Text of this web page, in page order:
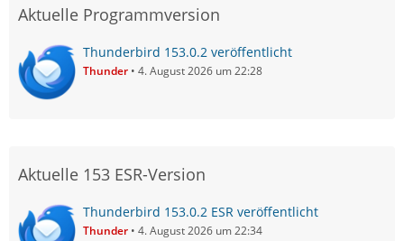
Aktuelle Programmversion
Thunderbird 153.0.2 veröffentlicht
Thunder 4. August 2026 um 22:28
Aktuelle 153 ESR-Version
Thunderbird 153.0.2 ESR veröffentlicht
Thunder 4. August 2026 um 22:34